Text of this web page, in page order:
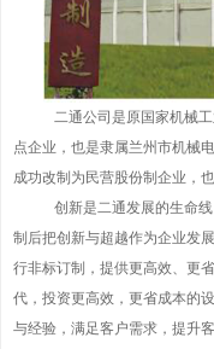
二通公司是原国家机械
点企业，也是隶属兰州市机械
成功改制为民营股份制企业，
创新是二通发展的生命
制后把创新与超越作为企业发
行非标订制，提供更高效、更
代，投资更高效，更省成本的
与经验，满足客户需求，提升